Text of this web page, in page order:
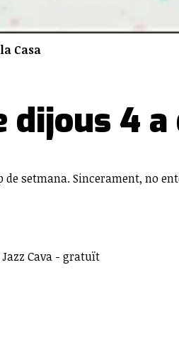
Casa
dijous 4
setmana. Sincerament, no
Jazz Cava - gratuït